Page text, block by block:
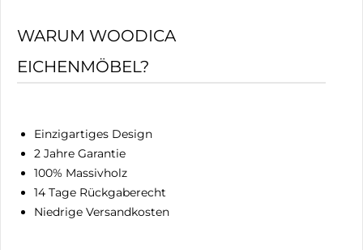
WARUM WOODICA
EICHENMÖBEL?
Einzigartiges Design
2 Jahre Garantie
100% Massivholz
14 Tage Rückgaberecht
Niedrige Versandkosten